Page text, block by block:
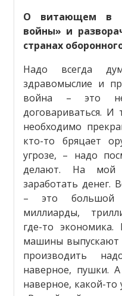
О витающем в
войны» и
странах
Надо всегда
здравомыслие и
война – это
договариваться.
необходимо
кто-то бряцает
угрозе, – надо
делают. На мой
заработать денег.
– это большой
миллиарды,
где-то экономика.
машины выпускают
производить
наверное, пушки.
наверное, какой-то